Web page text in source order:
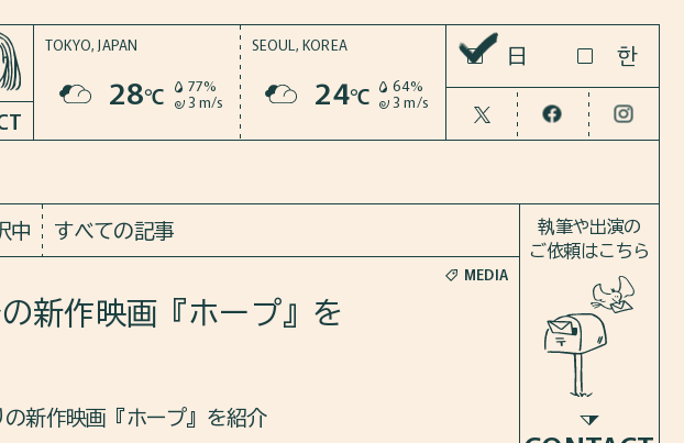
TOKYO,JAPAN
28℃ 77%
3 m/s
SEOUL, KOREA
24℃ 64%
3 m/s
日 한
執筆や出演の
ご依頼はこちら
中 すべての記事
MEDIA
新作映画『ホープ』を
新作映画『ホープ』を紹介